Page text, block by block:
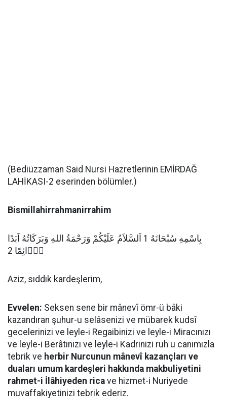
(Bediüzzaman Said Nursi Hazretlerinin EMİRDAĞ
LAHİKASI-2 eserinden bölümler.)
Bismillahirrahmanirrahim
بِاسْمِهِ سُبْحَانَهُ 1 اَلسَّلاَمُ عَلَيْكُمْ وَرَحْمَةُ اللهِ وَبَرَكَاتُهُ اَبَدًا
دَۤائِمًا 2
Aziz, sıddık kardeşlerim,
Evvelen: Seksen sene bir mânevî ömr-ü bâki
kazandıran şuhur-u selâsenizi ve mübarek kudsî
gecelerinizi ve leyle-i Regaibinizi ve leyle-i Miracınızı
ve leyle-i Berâtınızı ve leyle-i Kadrinizi ruh u canımızla
tebrik ve herbir Nurcunun mânevî kazançları ve
duaları umum kardeşleri hakkında makbuliyetini
rahmet-i İlâhiyeden rica ve hizmet-i Nuriyede
muvaffakiyetinizi tebrik ederiz.